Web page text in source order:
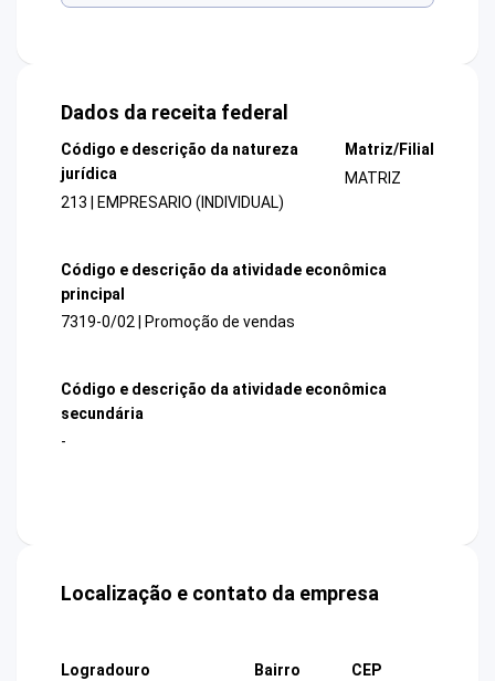
Dados da receita federal
Código e descrição da natureza
jurídica
213 | EMPRESARIO (INDIVIDUAL)
Matriz/Filial
MATRIZ
Código e descrição da atividade econômica
principal
7319-0/02 | Promoção de vendas
Código e descrição da atividade econômica
secundária
-
Localização e contato da empresa
Logradouro
Bairro
CEP